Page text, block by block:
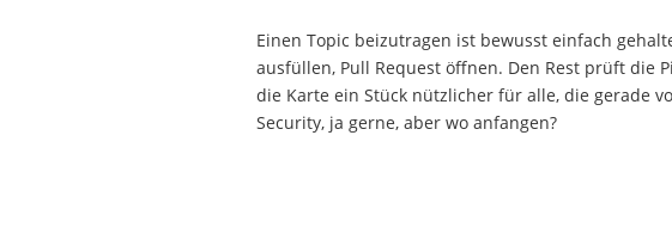
Einen Topic beizutragen ist bewusst einfach
ausfüllen, Pull Request öffnen. Den Rest prüft die
die Karte ein Stück nützlicher für alle, die gerade
Security, ja gerne, aber wo anfangen?